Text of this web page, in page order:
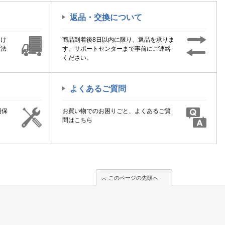
返品・交換について
商品到着後8日以内に限り、返品を承りま
す。サポートセンターまで事前にご連絡
ください。
保
よくあるご質問
お買い物でのお困りごと、よくあるご質
問はこちら
このページの先頭へ
このページの先頭へ